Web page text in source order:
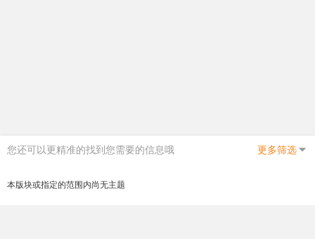
您还可以更精准的找到您需要的信息哦 更多筛选
本版块或指定的范围内尚无主题